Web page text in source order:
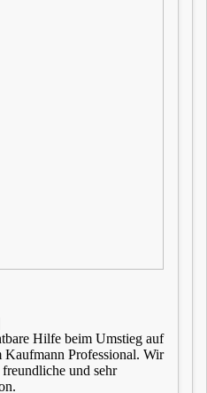
Hilfe beim Umstieg auf
Kaufmann Professional. Wir
und sehr